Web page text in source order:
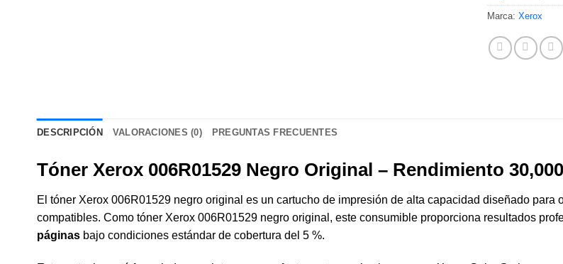
Marca: Xerox
DESCRIPCIÓN VALORACIONES (0) PREGUNTAS FRECUENTES
Tóner Xerox 006R01529 Negro Original – Rendimiento
El tóner Xerox 006R01529 negro original es un cartucho de impresión de alta capacidad diseñado
compatibles. Como tóner Xerox 006R01529 negro original, este consumible proporciona resultados
páginas bajo condiciones estándar de cobertura del 5 %.